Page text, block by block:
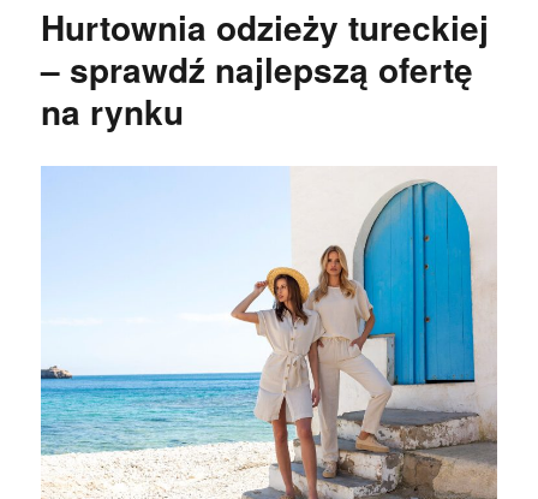
Hurtownia odzieży tureckiej
– sprawdź najlepszą ofertę
na rynku